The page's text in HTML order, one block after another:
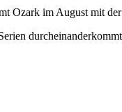
Ozark im August mit